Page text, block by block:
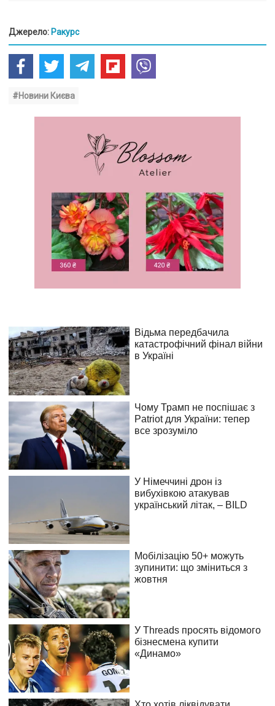
Джерело: Ракурс
#Новини Києва